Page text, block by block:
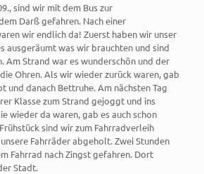
sind wir mit dem Bus zur
Darß gefahren. Nach einer
wir endlich da! Zuerst haben wir unser
ausgeräumt was wir brauchten und sind
Am Strand war es wunderschön und der
Ohren. Als wir wieder zurück waren, gab
und danach Bettruhe. Am nächsten Tag
Klasse zum Strand gejoggt und ins
wieder da waren, gab es auch schon
sind wir zum Fahrradverleih
Fahrräder abgeholt. Zwei Stunden
Fahrrad nach Zingst gefahren. Dort
Stadt.